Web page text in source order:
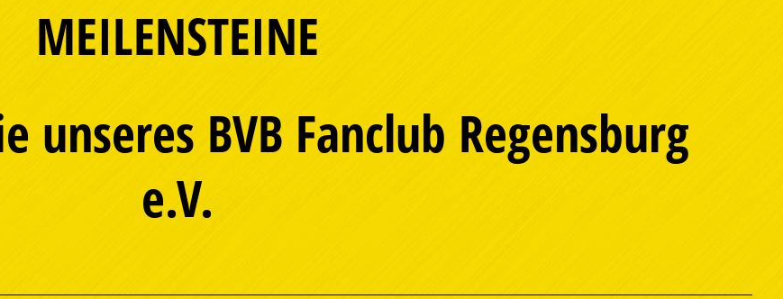
MEILENSTEINE
unseres BVB Fanclub Regensburg
e.V.